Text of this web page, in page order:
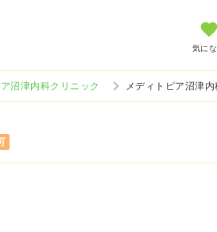
気に
沼津内科クリニック メディトピア沼津